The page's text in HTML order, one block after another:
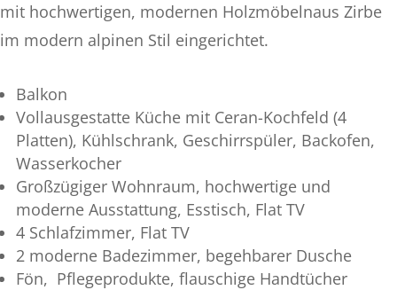
mit hochwertigen, modernen Holzmöbelnaus Zirbe
im modern alpinen Stil eingerichtet.
Balkon
Vollausgestatte Küche mit Ceran-Kochfeld (4
Platten), Kühlschrank, Geschirrspüler, Backofen,
Wasserkocher
Großzügiger Wohnraum, hochwertige und
moderne Ausstattung, Esstisch, Flat TV
4 Schlafzimmer, Flat TV
2 moderne Badezimmer, begehbarer Dusche
Fön, Pflegeprodukte, flauschige Handtücher